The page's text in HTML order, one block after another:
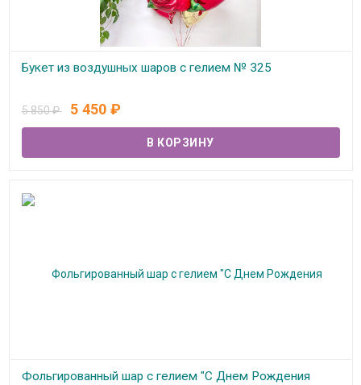
Букет из воздушных шаров с гелием № 325
5 850₽ 5 450 ₽
Фольгированный шар с гелием "С Днем Рождения